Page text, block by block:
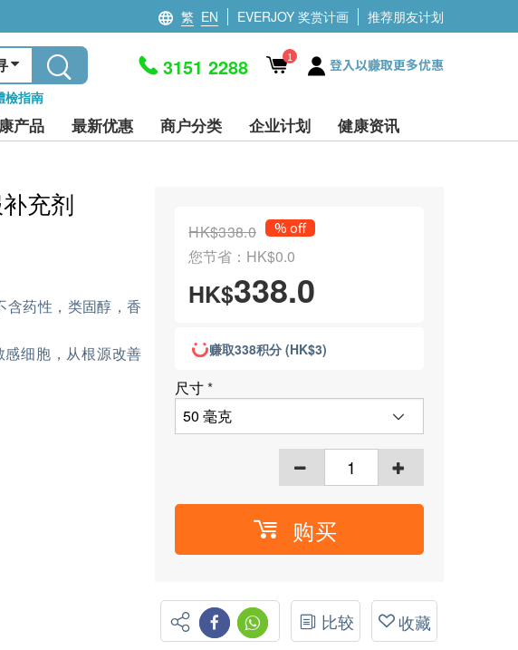
繁 EN EVERJOY 奖赏计画 推荐朋友计划
檢指南
3151 2288 1 登入以赚取更多优惠
产品 最新优惠 商户分类 企业计划 健康资讯
充剂
含药性，类固醇，香
感细胞，从根源改善
HK$338.0 % off
您节省：HK$0.0
HK$338.0
赚取338积分 (HK$3)
尺寸*
购买
比较 收藏